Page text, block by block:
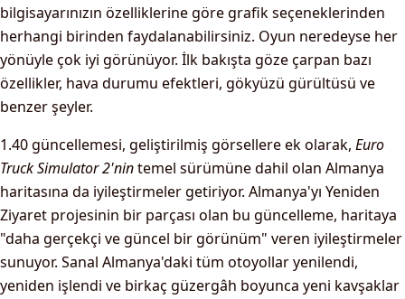
bilgisayarınızın özelliklerine göre grafik seçeneklerinden
herhangi birinden faydalanabilirsiniz. Oyun neredeyse her
yönüyle çok iyi görünüyor. İlk bakışta göze çarpan bazı
özellikler, hava durumu efektleri, gökyüzü gürültüsü ve
benzer şeyler.
1.40 güncellemesi, geliştirilmiş görsellere ek olarak, Euro
Truck Simulator 2'nintemel sürümüne dahil olan Almanya
haritasına da iyileştirmeler getiriyor. Almanya'yı Yeniden
Ziyaret projesinin bir parçası olan bu güncelleme, haritaya
"daha gerçekçi ve güncel bir görünüm" veren iyileştirmeler
sunuyor. Sanal Almanya'daki tüm otoyollar yenilendi,
yeniden işlendi ve birkaç güzergâh boyunca yeni kavşaklar